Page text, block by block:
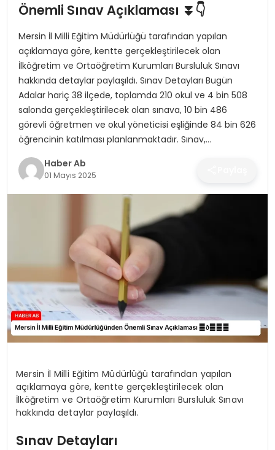
TEKNOLOJI
SPOR
SAĞLIK
MAGAZIN
YAŞAM
Önemli Sınav Açıklaması ⏬👇
Mersin İl Milli Eğitim Müdürlüğü tarafından yapılan
açıklamaya göre, kentte gerçekleştirilecek olan
İlköğretim ve Ortaöğretim Kurumları Bursluluk Sınavı
hakkında detaylar paylaşıldı. Sınav Detayları Bugün
Adalar hariç 38 ilçede, toplamda 210 okul ve 4 bin 508
salonda gerçekleştirilecek olan sınava, 10 bin 486
görevli öğretmen ve okul yöneticisi eşliğinde 84 bin 626
öğrencinin katılması planlanmaktadır. Sınav,…
Haber Ab
01 Mayıs 2025
Mersin İl Milli Eğitim Müdürlüğü tarafından yapılan
açıklamaya göre, kentte gerçekleştirilecek olan
İlköğretim ve Ortaöğretim Kurumları Bursluluk Sınavı
hakkında detaylar paylaşıldı.
Sınav Detayları